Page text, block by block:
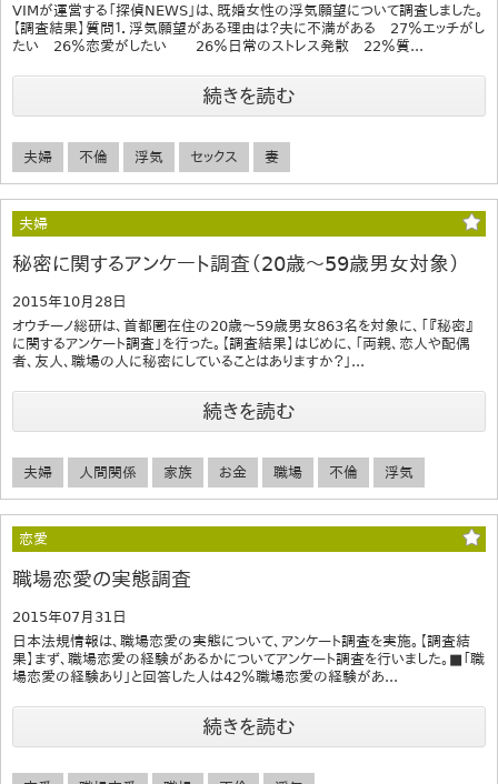
VIMが運営する「探偵NEWS」は、既婚女性の浮気願望について調査しました。
【調査結果】質問１．浮気願望がある理由は？夫に不満がある 27％エッチがし
たい 26％恋愛がしたい 26％日常のストレス発散 22％質...
続きを読む
夫婦 不倫 浮気 セックス 妻
夫婦
秘密に関するアンケート調査（20歳～59歳男女対象）
2015年10月28日
オウチーノ総研は、首都圏在住の20歳～59歳男女863名を対象に、「『秘密』
に関するアンケート調査」を行った。【調査結果】はじめに、「両親、恋人や配偶
者、友人、職場の人に秘密にしていることはありますか？」...
続きを読む
夫婦 人間関係 家族 お金 職場 不倫 浮気
恋愛
職場恋愛の実態調査
2015年07月31日
日本法規情報は、職場恋愛の実態について、アンケート調査を実施。【調査結
果】まず、職場恋愛の経験があるかについてアンケート調査を行いました。■「職
場恋愛の経験あり」と回答した人は42％職場恋愛の経験があ...
続きを読む